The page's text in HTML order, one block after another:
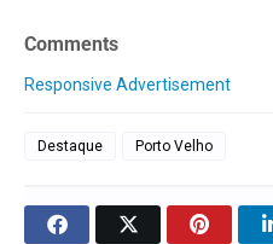
Comments
Responsive Advertisement
Destaque Porto Velho